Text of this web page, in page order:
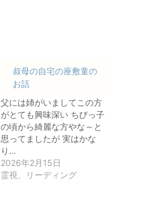
叔母の自宅の座敷童の
お話
父には姉がいましてこの方
がとても興味深い ちびっ子
の頃から綺麗な方やな～と
思ってましたが 実はかな
り…
2026年2月15日
霊視、リーディング